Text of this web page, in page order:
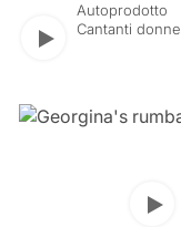
Play
Autoprodotto
Cantanti donne
Play